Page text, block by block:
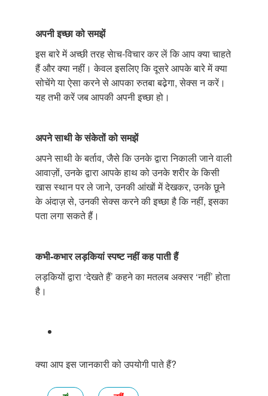
अपनीइच्छाकोसमझें
इस बारे में अच्छी तरह सेाच-विचार कर लें कि आप क्या चाहते
हैं और क्या नहीं। केवल इसलिए कि दूसरे आपके बारे में क्या
सोचेंगे या ऐसा करने से आपका रुतबा बढे़गा, सेक्स न करें।
यह तभी करें जब आपकी अपनी इच्छा हो।
अपनेसाथीकेसंकेतोंकोसमझें
अपने साथी के बर्ताव, जैसे कि उनके द्वारा निकाली जाने वाली
आवाज़ों, उनके द्वारा आपके हाथ को उनके शरीर के किसी
खास स्थान पर ले जाने, उनकी आंखों में देखकर, उनके छूने
के अंदाज़ से, उनकी सेक्स करने की इच्छा है कि नहीं, इसका
पता लगा सकते हैं।
कभी-कभारलड़कियांस्पष्टनहींकहपातीहैं
लड़कियों द्वारा ‘देखते हैं’ कहने का मतलब अक्सर ‘नहीं’ होता
है।
क्या आप इस जानकारी को उपयोगी पाते हैं?